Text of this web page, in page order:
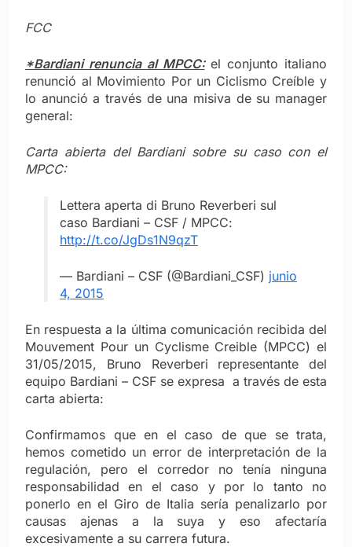
FCC
*Bardiani renuncia al MPCC:el conjunto italiano
renunció al Movimiento Por un Ciclismo Creíble y
lo anunció a través de una misiva de su manager
general:
Carta abierta del Bardiani sobre su caso con el
MPCC:
Lettera aperta di Bruno Reverberi sul
caso Bardiani – CSF / MPCC:
http://t.co/JgDs1N9qzT
— Bardiani – CSF (@Bardiani_CSF) junio
4, 2015
En respuesta a la última comunicación recibida del
Mouvement Pour un Cyclisme Creible (MPCC) el
31/05/2015, Bruno Reverberi representante del
equipo Bardiani – CSF se expresa a través de esta
carta abierta:
Confirmamos que en el caso de que se trata,
hemos cometido un error de interpretación de la
regulación, pero el corredor no tenía ninguna
responsabilidad en el caso y por lo tanto no
ponerlo en el Giro de Italia sería penalizarlo por
causas ajenas a la suya y eso afectaría
excesivamente a su carrera futura.